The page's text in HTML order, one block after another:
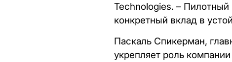
Technologies. – Пилотный
конкретный вклад в
Паскаль Спикерман,
укрепляет роль